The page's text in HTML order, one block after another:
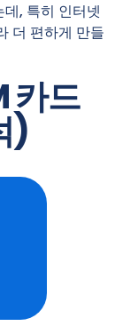
, 특히 인터넷
더 편하게 만들
카드
)